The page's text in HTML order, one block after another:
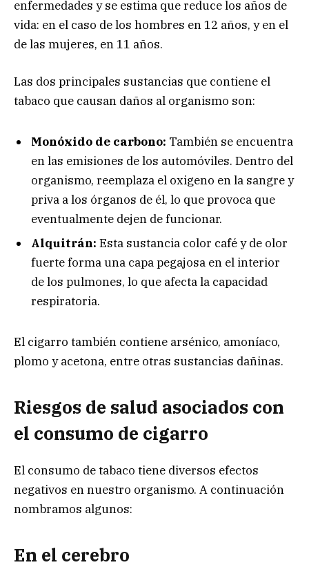
enfermedades y se estima que reduce los años de
vida: en el caso de los hombres en 12 años, y en el
de las mujeres, en 11 años.
Las dos principales sustancias que contiene el
tabaco que causan daños al organismo son:
Monóxido de carbono: También se encuentra
en las emisiones de los automóviles. Dentro del
organismo, reemplaza el oxigeno en la sangre y
priva a los órganos de él, lo que provoca que
eventualmente dejen de funcionar.
Alquitrán: Esta sustancia color café y de olor
fuerte forma una capa pegajosa en el interior
de los pulmones, lo que afecta la capacidad
respiratoria.
El cigarro también contiene arsénico, amoníaco,
plomo y acetona, entre otras sustancias dañinas.
Riesgos de salud asociados con
el consumo de cigarro
El consumo de tabaco tiene diversos efectos
negativos en nuestro organismo. A continuación
nombramos algunos:
En el cerebro